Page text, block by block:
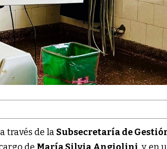
a través de la Subsecretaría de